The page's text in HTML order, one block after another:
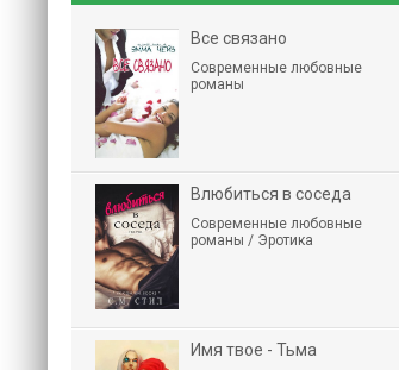
Все связано
Современные любовные
романы
Влюбиться в соседа
Современные любовные
романы / Эротика
Имя твое - Тьма